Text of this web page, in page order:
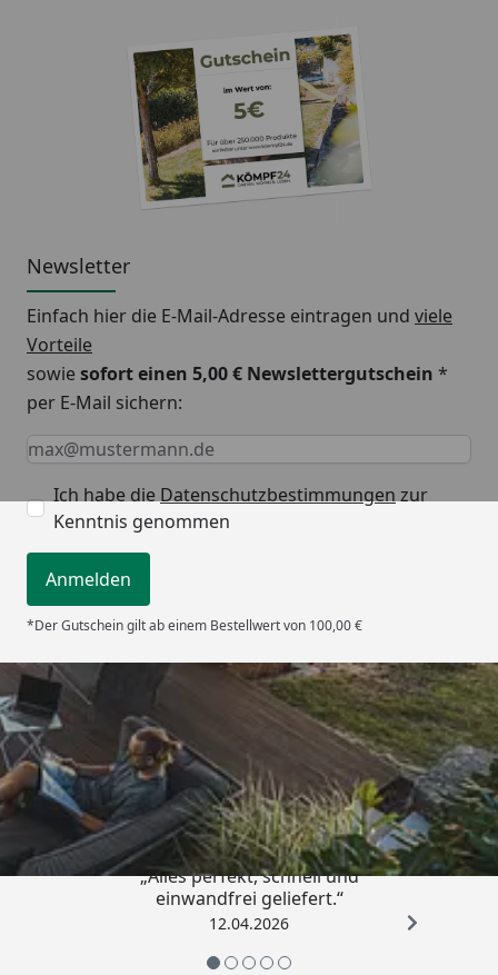
Newsletter
Einfach hier die E-Mail-Adresse eintragen und viele
Vorteile
sowiesofort einen 5,00 € Newslettergutschein *
per E-Mail sichern:
Keine Eingabe erforderlich
Eingabe erforderlich
E-Mail *
Ich habe die Datenschutzbestimmungen zur
Kenntnis genommen
Anmelden
*Der Gutschein gilt ab einem Bestellwert von 100,00 €
Trusted Shops
5,00/ 5
„Alles perfekt, schnell und
einwandfrei geliefert.“
12.04.2026